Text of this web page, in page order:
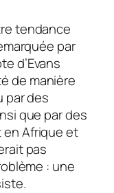
tendance
par
d’Evans
de manière
par des
que par des
Afrique et
pas
: une